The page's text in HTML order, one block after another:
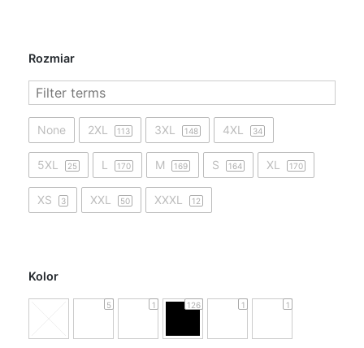
Rozmiar
None 2XL 113 3XL 148 4XL 34
5XL 25 L 170 M 169 S 164 XL 170
XS 3 XXL 50 XXXL 12
Kolor
5 1 126 1 1